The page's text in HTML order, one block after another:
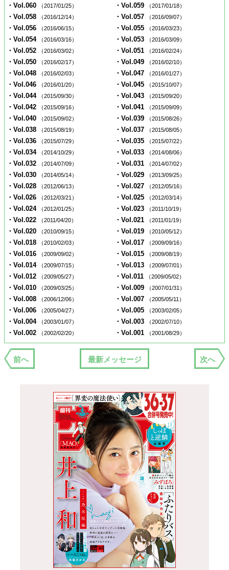
・Vol.060 （2017/01/25） ・Vol.059 （2017/01/18）
・Vol.058 （2016/12/14） ・Vol.057 （2016/09/07）
・Vol.056 （2016/06/15） ・Vol.055 （2016/03/23）
・Vol.054 （2016/03/16） ・Vol.053 （2016/03/09）
・Vol.052 （2016/03/02） ・Vol.051 （2016/02/24）
・Vol.050 （2016/02/17） ・Vol.049 （2016/02/10）
・Vol.048 （2016/02/03） ・Vol.047 （2016/01/27）
・Vol.046 （2016/01/20） ・Vol.045 （2015/10/07）
・Vol.044 （2015/09/30） ・Vol.043 （2015/09/20）
・Vol.042 （2015/09/16） ・Vol.041 （2015/09/09）
・Vol.040 （2015/09/02） ・Vol.039 （2015/08/26）
・Vol.038 （2015/08/19） ・Vol.037 （2015/08/05）
・Vol.036 （2015/07/29） ・Vol.035 （2015/07/22）
・Vol.034 （2014/10/29） ・Vol.033 （2014/08/06）
・Vol.032 （2014/07/09） ・Vol.031 （2014/07/02）
・Vol.030 （2014/05/14） ・Vol.029 （2013/09/25）
・Vol.028 （2012/06/13） ・Vol.027 （2012/05/16）
・Vol.026 （2012/03/21） ・Vol.025 （2012/03/14）
・Vol.024 （2012/01/25） ・Vol.023 （2011/10/19）
・Vol.022 （2011/04/20） ・Vol.021 （2011/01/19）
・Vol.020 （2010/09/15） ・Vol.019 （2010/05/12）
・Vol.018 （2010/02/03） ・Vol.017 （2009/09/16）
・Vol.016 （2009/09/02） ・Vol.015 （2009/08/19）
・Vol.014 （2009/07/15） ・Vol.013 （2009/07/01）
・Vol.012 （2009/05/27） ・Vol.011 （2009/05/02）
・Vol.010 （2009/03/25） ・Vol.009 （2007/01/31）
・Vol.008 （2006/12/06） ・Vol.007 （2005/05/11）
・Vol.006 （2005/04/27） ・Vol.005 （2003/02/05）
・Vol.004 （2003/01/07） ・Vol.003 （2002/07/10）
・Vol.002 （2002/02/20） ・Vol.001 （2001/08/29）
前へ 最新メッセージ 次へ